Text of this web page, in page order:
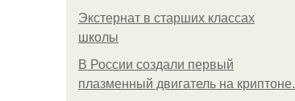
Экстернат в старших классах
школы
В России создали первый
плазменный двигатель на криптоне.